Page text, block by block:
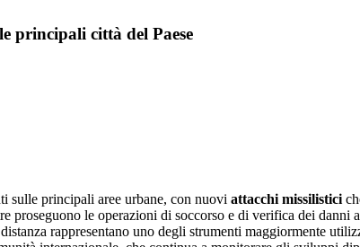
principali città del Paese
sulle principali aree urbane, con nuovi attacchi missilistici
proseguono le operazioni di soccorso e di verifica dei
rappresentano uno degli strumenti maggiormente